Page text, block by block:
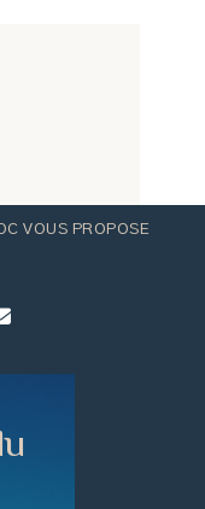
VOUS PROPOSE